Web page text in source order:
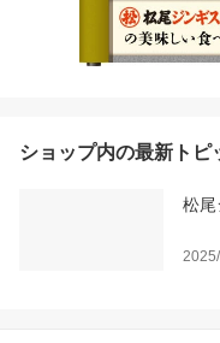
ショップ内の最新トピ
松尾